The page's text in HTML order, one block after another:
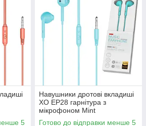
5
Навушники дротові вкладиші
XO EP28 гарнітура з
мікрофоном Mint
Готово до відправки менше 5